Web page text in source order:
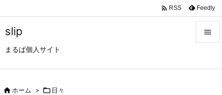
slip
まるぱ個人サイト

 RSS Feedly
ホーム >  日々